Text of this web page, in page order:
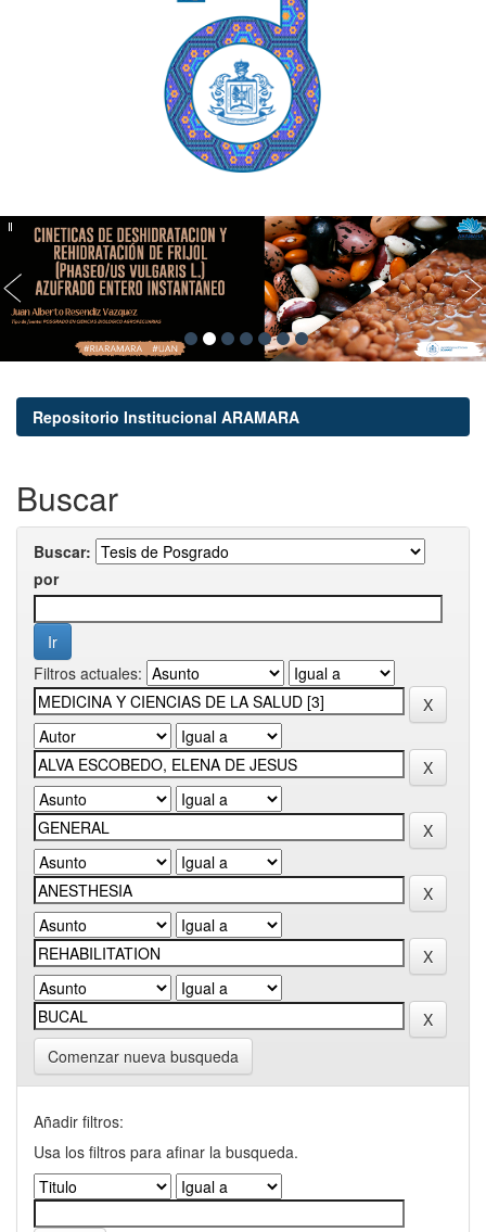
Repositorio Institucional ARAMARA
Buscar
Buscar:
por
Filtros actuales:
Comenzar nueva busqueda
Añadir filtros:
Usa los filtros para afinar la busqueda.